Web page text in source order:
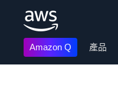
Amazon Q 產品